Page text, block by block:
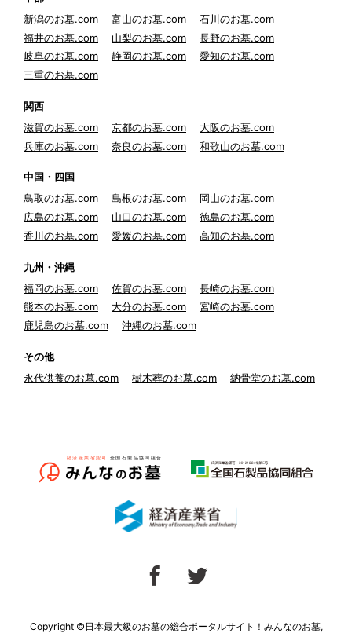
新潟のお墓.com
富山のお墓.com
石川のお墓.com
福井のお墓.com
山梨のお墓.com
長野のお墓.com
岐阜のお墓.com
静岡のお墓.com
愛知のお墓.com
三重のお墓.com
関西
滋賀のお墓.com
京都のお墓.com
大阪のお墓.com
兵庫のお墓.com
奈良のお墓.com 和歌山のお墓.com
中国・四国
鳥取のお墓.com
島根のお墓.com
岡山のお墓.com
広島のお墓.com
山口のお墓.com
徳島のお墓.com
香川のお墓.com
愛媛のお墓.com 高知のお墓.com
九州・沖縄
福岡のお墓.com
佐賀のお墓.com
長崎のお墓.com
熊本のお墓.com
大分のお墓.com
宮崎のお墓.com
鹿児島のお墓.com
沖縄のお墓.com
その他
永代供養のお墓.com
樹木葬のお墓.com 納骨堂のお墓.com
Copyright ©日本最大級のお墓の総合ポータルサイト！みんなのお墓,